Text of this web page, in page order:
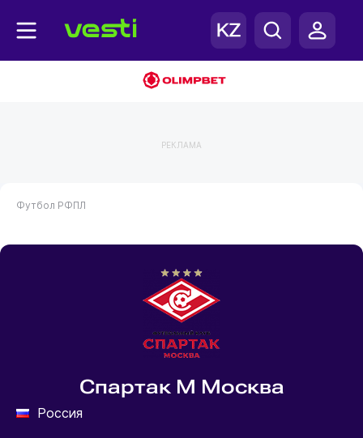
РЕКЛАМА
Футбол РФПЛ
Спартак М Москва
Россия